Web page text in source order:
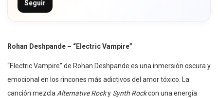
Seguir
Rohan Deshpande – “Electric Vampire”
“Electric Vampire” de Rohan Deshpande es una inmersión oscura y
emocional en los rincones más adictivos del amor tóxico. La
canción mezcla Alternative Rocky Synth Rockcon una energía